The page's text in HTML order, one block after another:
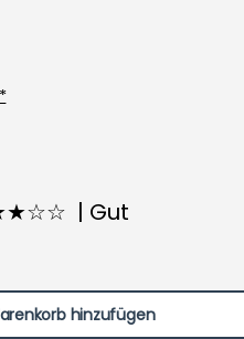
| Gut
hinzufügen